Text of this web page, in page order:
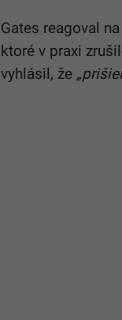
Gates reagoval
ktoré v praxi
vyhlásil, že